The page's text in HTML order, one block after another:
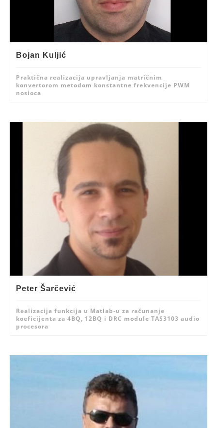
Bojan Kuljić
Praktična realizacija upravljanja matričnim
konvertorom metodom konstantne frekvencije PWM
nosioca
Peter Šarčević
Realizacija funkcija u Matlab-u za računanje
koeficijenta za 4BQ, 12BQ i DRC module TAS3103 audio
procesora